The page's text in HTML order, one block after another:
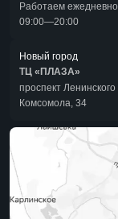
Работаем ежедневно
09:00—20:00
Новый город
ТЦ «ПЛАЗА»
проспект Ленинского
Комсомола, 34